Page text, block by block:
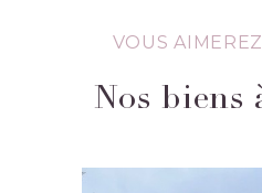
VOUS
Nos biens